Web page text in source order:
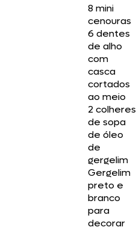
8 mini
cenouras
6 dentes
de alho
com
casca
cortados
ao meio
2 colheres
de sopa
de óleo
de
gergelim
Gergelim
preto e
branco
para
decorar